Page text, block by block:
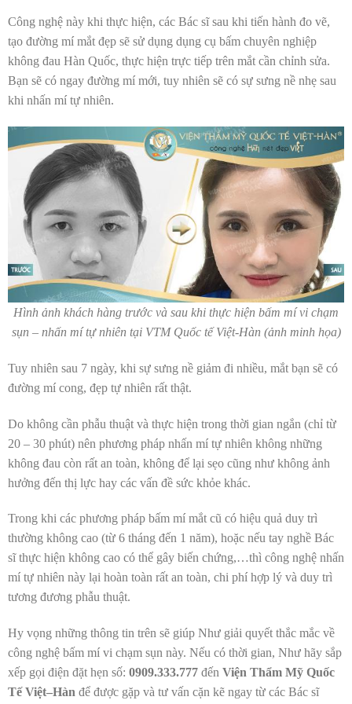
Công nghệ này khi thực hiện, các Bác sĩ sau khi tiến hành đo vẽ,
tạo đường mí mắt đẹp sẽ sử dụng dụng cụ bấm chuyên nghiệp
không đau Hàn Quốc, thực hiện trực tiếp trên mắt cần chỉnh sửa.
Bạn sẽ có ngay đường mí mới, tuy nhiên sẽ có sự sưng nề nhẹ sau
khi nhấn mí tự nhiên.
Hình ảnh khách hàng trước và sau khi thực hiện bấm mí vi chạm
sụn – nhấn mí tự nhiên tại VTM Quốc tế Việt-Hàn (ảnh minh họa)
Tuy nhiên sau 7 ngày, khi sự sưng nề giảm đi nhiều, mắt bạn sẽ có
đường mí cong, đẹp tự nhiên rất thật.
Do không cần phẫu thuật và thực hiện trong thời gian ngắn (chỉ từ
20 – 30 phút) nên phương pháp nhấn mí tự nhiên không những
không đau còn rất an toàn, không để lại sẹo cũng như không ảnh
hưởng đến thị lực hay các vấn đề sức khỏe khác.
Trong khi các phương pháp bấm mí mắt cũ có hiệu quả duy trì
thường không cao (từ 6 tháng đến 1 năm), hoặc nếu tay nghề Bác
sĩ thực hiện không cao có thể gây biến chứng,…thì công nghệ nhấn
mí tự nhiên này lại hoàn toàn rất an toàn, chi phí hợp lý và duy trì
tương đương phẫu thuật.
Hy vọng những thông tin trên sẽ giúp Như giải quyết thắc mắc về
công nghệ bấm mí vi chạm sụn này. Nếu có thời gian, Như hãy sắp
xếp gọi điện đặt hẹn số: 0909.333.777 đến Viện Thẩm Mỹ Quốc
Tế Việt–Hàn để được gặp và tư vấn cặn kẽ ngay từ các Bác sĩ